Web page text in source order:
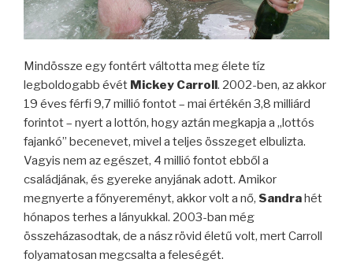
Mindössze egy fontért váltotta meg élete tíz
legboldogabb évét Mickey Carroll. 2002-ben, az akkor
19 éves férfi 9,7 millió fontot – mai értékén 3,8 milliárd
forintot – nyert a lottón, hogy aztán megkapja a „lottós
fajankó” becenevet, mivel a teljes összeget elbulizta.
Vagyis nem az egészet, 4 millió fontot ebből a
családjának, és gyereke anyjának adott. Amikor
megnyerte a főnyereményt, akkor volt a nő, Sandrahét
hónapos terhes a lányukkal. 2003-ban még
összeházasodtak, de a nász rövid életű volt, mert Carroll
folyamatosan megcsalta a feleségét.